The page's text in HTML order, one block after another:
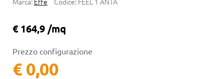
Marca: Effe Codice: FEEL 1 ANTA
€ 164,9 /mq
Prezzo configurazione
€ 0,00